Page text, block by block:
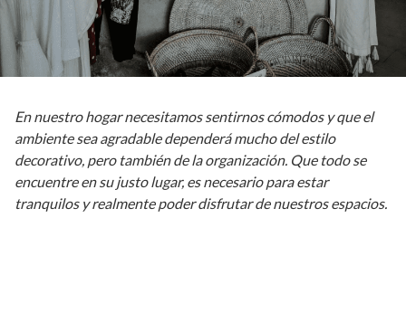
En nuestro hogar necesitamos sentirnos cómodos y que el
ambiente sea agradable dependerá mucho del estilo
decorativo, pero también de la organización. Que todo se
encuentre en su justo lugar, es necesario para estar
tranquilos y realmente poder disfrutar de nuestros espacios.